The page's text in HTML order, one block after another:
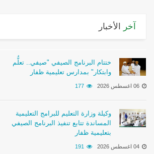
آخر الأخبار
ختتام البرنامج الصيفي "صيفي.. تعلُّم
وابتكار" بمدارس تعليمية ظفار
06 اغسطس 2026 177
وكيلة وزارة التعليم للبرامج التعليمية
المساندة تتابع تنفيذ البرنامج الصيفي
بتعليمية ظفار
04 اغسطس 2026 191